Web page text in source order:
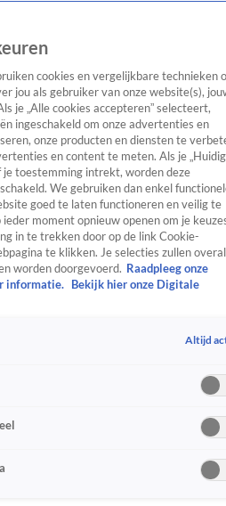
TV Algemeen
Tip
RealityCrimeVideo's
cookies en vergelijkbare technieken
jou als gebruiker van onze website(s),
je „Alle cookies accepteren” selecteert,
ingeschakeld om onze advertenties en
onze producten en diensten te
en content te meten. Als je
je toestemming intrekt, worden deze
We gebruiken dan enkel
goed te laten functioneren en veilig te
moment opnieuw openen om je
in te trekken door op de link Cookie-
te klikken. Je selecties zullen overal
worden doorgevoerd. Raadpleeg onze
informatie.
Bekijk hier onze Digitale
Altijd